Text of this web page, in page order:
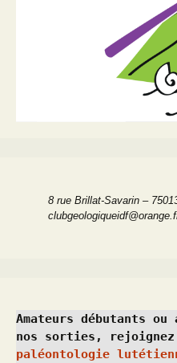
8 rue Brillat-Savarin –
Amateurs débutants
paléontologie